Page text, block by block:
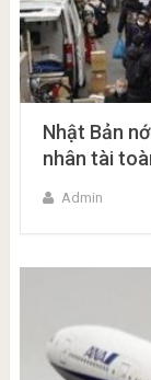
Nhật Bản
nhân tài
Admin